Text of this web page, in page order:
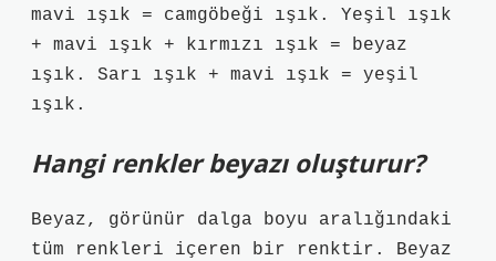
mavi ışık = camgöbeği ışık. Yeşil ışık
+ mavi ışık + kırmızı ışık = beyaz
ışık. Sarı ışık + mavi ışık = yeşil
ışık.
Hangi renkler beyazı oluşturur?
Beyaz, görünür dalga boyu aralığındaki
tüm renkleri içeren bir renktir. Beyaz